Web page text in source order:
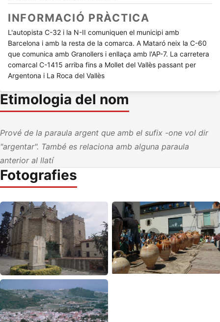
INFORMACIÓ PRÀCTICA
L'autopista C-32 i la N-II comuniquen el municipi amb
Barcelona i amb la resta de la comarca. A Mataró neix la C-60
que comunica amb Granollers i enllaça amb l'AP-7. La carretera
comarcal C-1415 arriba fins a Mollet del Vallès passant per
Argentona i La Roca del Vallès
Etimologia del nom
Prové de la paraula argent que amb el sufix -one vol dir
"argentar". També es relaciona amb alguna paraula
anterior al llatí
Fotografies